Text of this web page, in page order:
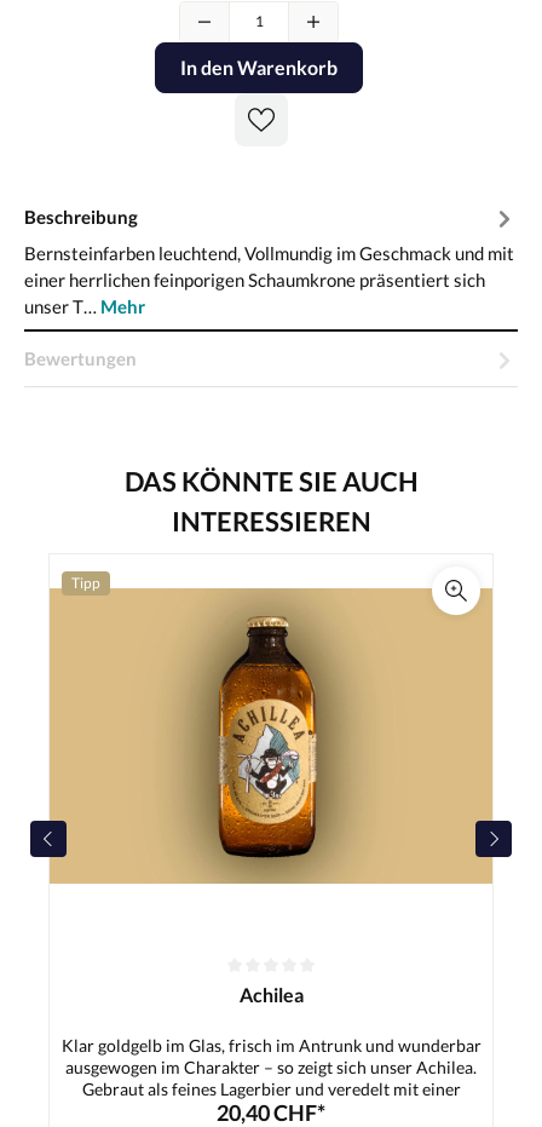
In den Warenkorb
Beschreibung
Bernsteinfarben leuchtend, Vollmundig im Geschmack und mit
einer herrlichen feinporigen Schaumkrone präsentiert sich
unser T… Mehr
Bewertungen
DAS KÖNNTE SIE AUCH
INTERESSIEREN
Tipp
Achilea
Klar goldgelb im Glas, frisch im Antrunk und wunderbar
ausgewogen im Charakter – so zeigt sich unser Achilea.
Gebraut als feines Lagerbier und veredelt mit einer
besonderen Schafgarbe, bekommt dieses Bier genau das,
20,40 CHF*